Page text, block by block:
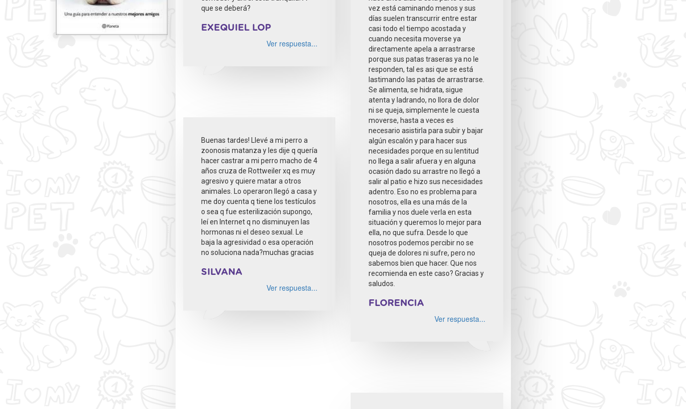
que se deberá?
EXEQUIEL LOP
Ver respuesta...
Buenas tardes! Llevé a mi perro a
zoonosis matanza y les dije q quería
hacer castrar a mi perro macho de 4
años cruza de Rottweiler xq es muy
agresivo y quiere matar a otros
animales. Lo operaron llegó a casa y
me doy cuenta q tiene los testículos
o sea q fue esterilización supongo,
leí en Internet q no disminuyen las
hormonas ni el deseo sexual. Le
baja la agresividad o esa operación
no soluciona nada?muchas gracias
SILVANA
Ver respuesta...
vez está caminando menos y sus
días suelen transcurrir entre estar
casi todo el tiempo acostada y
cuando necesita moverse ya
directamente apela a arrastrarse
porque sus patas traseras ya no le
responden, tal es asi que se está
lastimando las patas de arrastrarse.
Se alimenta, se hidrata, sigue
atenta y ladrando, no llora de dolor
ni se queja, simplemente le cuesta
moverse, hasta a veces es
necesario asistirla para subir y bajar
algún escalón y para hacer sus
necesidades porque en su lentitud
no llega a salir afuera y en alguna
ocasión dado su arrastre no llegó a
salir al patio e hizo sus necesidades
adentro. Eso no es problema para
nosotros, ella es una más de la
familia y nos duele verla en esta
situación y queremos lo mejor para
ella, no que sufra. Desde lo que
nosotros podemos percibir no se
queja de dolores ni sufre, pero no
sabemos bien que hacer. Que nos
recomienda en este caso? Gracias y
saludos.
FLORENCIA
Ver respuesta...